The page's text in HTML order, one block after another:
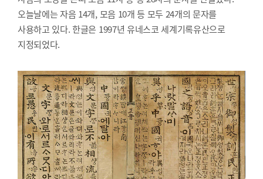
오늘날에는 자음 14개, 모음 10개 등 모두 24개의 문자를
사용하고 있다. 한글은 1997년 유네스코 세계기록유산으로
지정되었다.